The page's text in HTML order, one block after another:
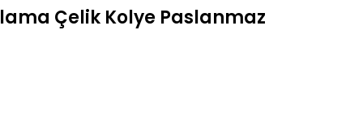
Çelik Kolye Paslanmaz